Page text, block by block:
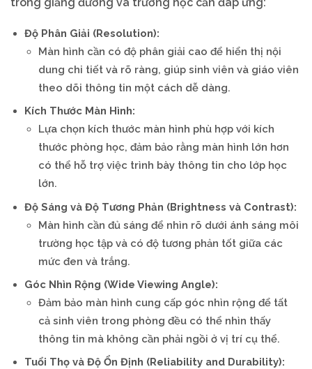
Độ Phân Giải (Resolution):
Màn hình cần có độ phân giải cao để hiển thị nội
dung chi tiết và rõ ràng, giúp sinh viên và giáo viên
theo dõi thông tin một cách dễ dàng.
Kích Thước Màn Hình:
Lựa chọn kích thước màn hình phù hợp với kích
thước phòng học, đảm bảo rằng màn hình lớn hơn
có thể hỗ trợ việc trình bày thông tin cho lớp học
lớn.
Độ Sáng và Độ Tương Phản (Brightness và Contrast):
Màn hình cần đủ sáng để nhìn rõ dưới ánh sáng môi
trường học tập và có độ tương phản tốt giữa các
mức đen và trắng.
Góc Nhìn Rộng (Wide Viewing Angle):
Đảm bảo màn hình cung cấp góc nhìn rộng để tất
cả sinh viên trong phòng đều có thể nhìn thấy
thông tin mà không cần phải ngồi ở vị trí cụ thể.
Tuổi Thọ và Độ Ổn Định (Reliability and Durability):